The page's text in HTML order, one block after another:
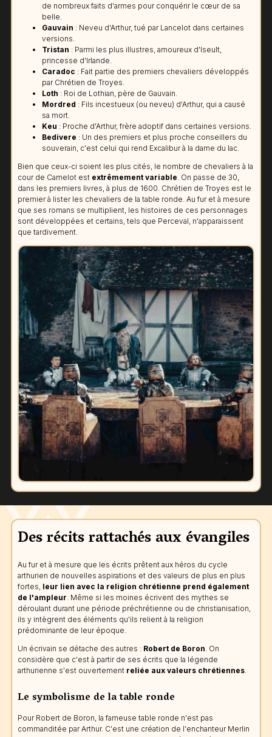
de nombreux faits d'armes pour conquérir le cœur de sa
belle.
Gauvain : Neveu d'Arthur, tué par Lancelot dans certaines
versions.
Tristan : Parmi les plus illustres, amoureux d'Iseult,
princesse d'Irlande.
Caradoc : Fait partie des premiers chevaliers développés
par Chrétien de Troyes.
Loth : Roi de Lothian, père de Gauvain.
Mordred : Fils incestueux (ou neveu) d'Arthur, qui a causé
sa mort.
Keu : Proche d'Arthur, frère adoptif dans certaines versions.
Bedivere : Un des premiers et plus proche conseillers du
souverain, c'est celui qui rend Excalibur à la dame du lac.
Bien que ceux-ci soient les plus cités, le nombre de chevaliers à la
cour de Camelot est extrêmement variable . On passe de 30,
dans les premiers livres, à plus de 1600. Chrétien de Troyes est le
premier à lister les chevaliers de la table ronde. Au fur et à mesure
que ses romans se multiplient, les histoires de ces personnages
sont développées et certains, tels que Perceval, n'apparaissent
que tardivement.
Des récits rattachés aux évangiles
Au fur et à mesure que les écrits prêtent aux héros du cycle
arthurien de nouvelles aspirations et des valeurs de plus en plus
fortes, leur lien avec la religion chrétienne prend également
de l'ampleur . Même si les moines écrivent des mythes se
déroulant durant une période préchrétienne ou de christianisation,
ils y intègrent des éléments qu'ils relient à la religion
prédominante de leur époque.
Un écrivain se détache des autres : Robert de Boron . On
considère que c'est à partir de ses écrits que la légende
arthurienne s'est ouvertement reliée aux valeurs chrétiennes.
Le symbolisme de la table ronde
Pour Robert de Boron, la fameuse table ronde n'est pas
commanditée par Arthur. C'est une création de l'enchanteur Merlin